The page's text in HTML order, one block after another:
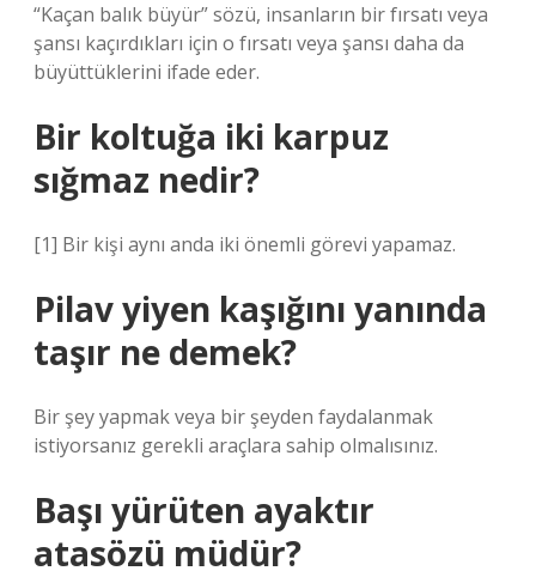
“Kaçan balık büyür” sözü, insanların bir fırsatı veya
şansı kaçırdıkları için o fırsatı veya şansı daha da
büyüttüklerini ifade eder.
Bir koltuğa iki karpuz
sığmaz nedir?
[1] Bir kişi aynı anda iki önemli görevi yapamaz.
Pilav yiyen kaşığını yanında
taşır ne demek?
Bir şey yapmak veya bir şeyden faydalanmak
istiyorsanız gerekli araçlara sahip olmalısınız.
Başı yürüten ayaktır
atasözü müdür?